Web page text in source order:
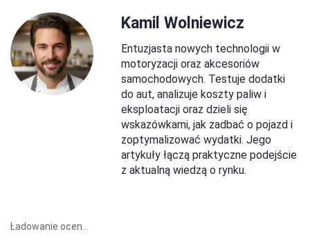
Kamil Wolniewicz
Entuzjasta nowych technologii w
motoryzacji oraz akcesoriów
samochodowych. Testuje dodatki
do aut, analizuje koszty paliw i
eksploatacji oraz dzieli się
wskazówkami, jak zadbać o pojazd i
zoptymalizować wydatki. Jego
artykuły łączą praktyczne podejście
z aktualną wiedzą o rynku.
Ładowanie ocen...